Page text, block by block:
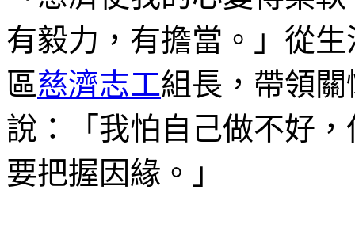
有毅力，有擔當。」從
區慈濟志工組長，帶領
說：「我怕自己做不好
要把握因緣。」